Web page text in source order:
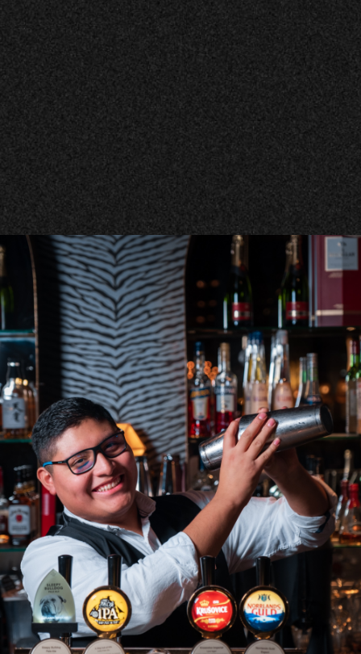
À LA CARTE
Måndag - fredag från kl 15.30, Lördag & Söndag från
kl 11.00
BIOMENY
Ät framför filmen
POPCORNMENY
Beställ gärna ditt favorit popcorn och godis direkt
av oss, så packar vi ihop det åt dig